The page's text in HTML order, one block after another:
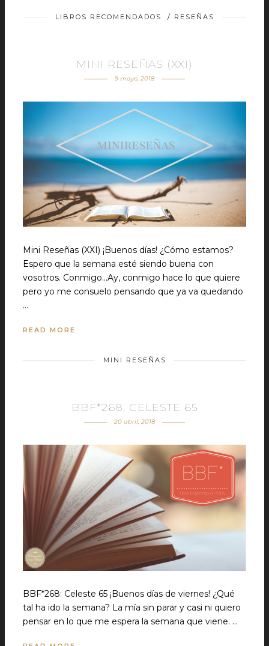
LIBROS RECOMENDADOS / RESEÑAS
MINI RESEÑAS (XXI)
9 mayo, 2018
Mini Reseñas (XXI) ¡Buenos días! ¿Cómo estamos?
Espero que la semana esté siendo buena con
vosotros. Conmigo...Ay, conmigo hace lo que quiere
pero yo me consuelo pensando que ya va quedando
…
READ MORE
MINI RESEÑAS
BBF*268: CELESTE 65
20 abril, 2018
BBF*268: Celeste 65 ¡Buenos días de viernes! ¿Qué
tal ha ido la semana? La mía sin parar y casi ni quiero
pensar en lo que me espera la semana que viene. …